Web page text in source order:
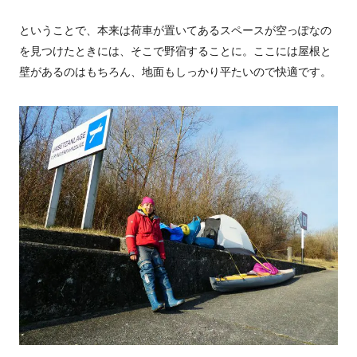
ということで、本来は荷車が置いてあるスペースが空っぽなの
を見つけたときには、そこで野宿することに。ここには屋根と
壁があるのはもちろん、地面もしっかり平たいので快適です。